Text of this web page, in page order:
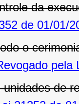
da
de 01/01/
o
pela
de